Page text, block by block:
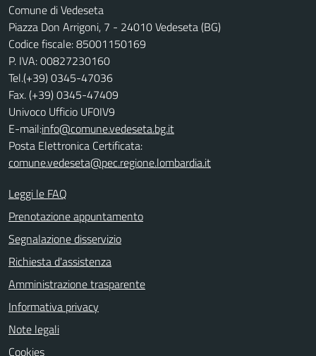
Comune di Vedeseta
Piazza Don Arrigoni, 7 - 24010 Vedeseta (BG)
Codice fiscale: 85001150169
P. IVA: 00827230160
Tel.(+39) 0345-47036
Fax. (+39) 0345-47409
Univoco Ufficio UF0IV9
E-mail:info@comune.vedeseta.bg.it
Posta Elettronica Certificata:
comune.vedeseta@pec.regione.lombardia.it
Leggi le FAQ
Prenotazione appuntamento
Segnalazione disservizio
Richiesta d'assistenza
Amministrazione trasparente
Informativa privacy
Note legali
Cookies